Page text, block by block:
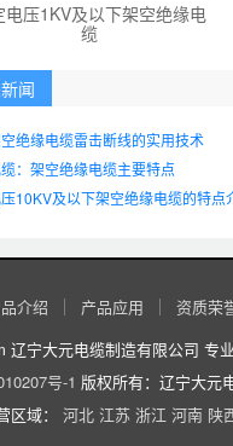
电压1KV及以下架空绝缘电
缆
闻
绝缘电缆雷击断线的实用技术
：架空绝缘电缆主要特点
10KV及以下架空绝缘电缆的特点
介绍 产品应用 资质荣
宁大元电缆制造有限公司 专
号-1 版权所有：辽宁大元
区域： 河北 江苏 浙江 河南 陕